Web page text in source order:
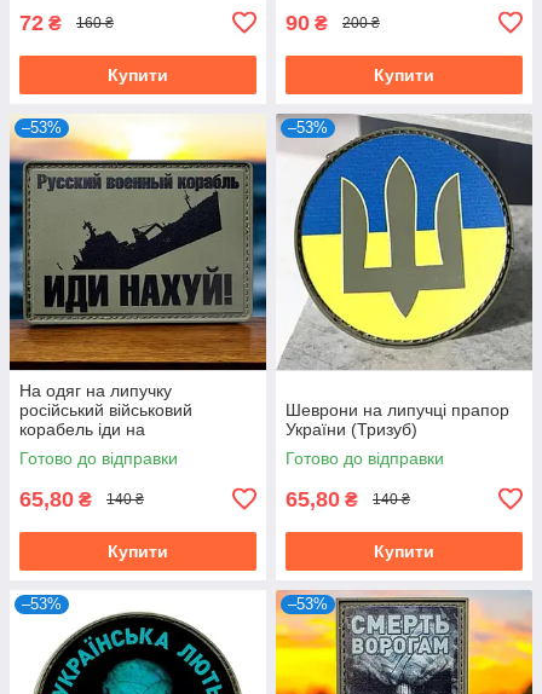
72 ₴ 160 ₴
Купити
90 ₴ 200 ₴
Купити
–53%
На одяг на липучку
російський військовий
корабель іди на
Готово до відправки
65,80 ₴ 140 ₴
Купити
–53%
Шеврони на липучці прапор
України (Тризуб)
Готово до відправки
65,80 ₴ 140 ₴
Купити
–53% –53%